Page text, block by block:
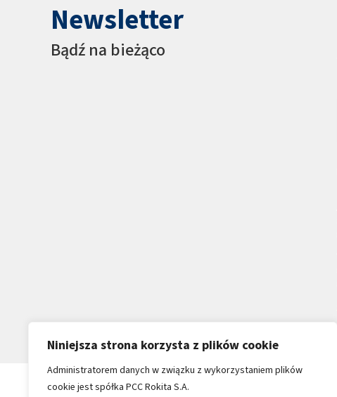
Niniejsza strona korzysta z plików cookie
Administratorem danych w związku z wykorzystaniem plików
cookie jest spółka PCC Rokita S.A.
Newsletter
Bądź na bieżąco